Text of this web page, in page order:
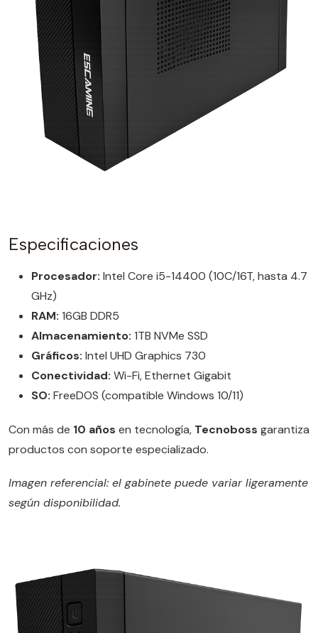
Especificaciones
Procesador: Intel Core i5-14400 (10C/16T, hasta 4.7
GHz)
RAM: 16GB DDR5
Almacenamiento: 1TB NVMe SSD
Gráficos: Intel UHD Graphics 730
Conectividad: Wi-Fi, Ethernet Gigabit
SO: FreeDOS (compatible Windows 10/11)
Con más de 10 años en tecnología, Tecnoboss garantiza
productos con soporte especializado.
Imagen referencial: el gabinete puede variar ligeramente
según disponibilidad.